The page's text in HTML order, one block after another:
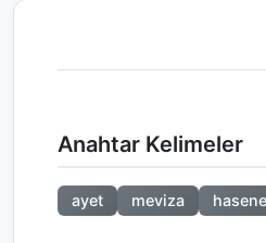
Anahtar Kelimeler
ayet meviza hasene